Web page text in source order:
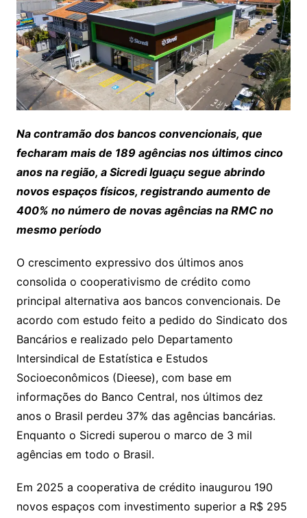
Na contramão dos bancos convencionais, que
fecharam mais de 189 agências nos últimos cinco
anos na região, a Sicredi Iguaçu segue abrindo
novos espaços físicos, registrando aumento de
400% no número de novas agências na RMC no
mesmo período
O crescimento expressivo dos últimos anos
consolida o cooperativismo de crédito como
principal alternativa aos bancos convencionais. De
acordo com estudo feito a pedido do Sindicato dos
Bancários e realizado pelo Departamento
Intersindical de Estatística e Estudos
Socioeconômicos (Dieese), com base em
informações do Banco Central, nos últimos dez
anos o Brasil perdeu 37% das agências bancárias.
Enquanto o Sicredi superou o marco de 3 mil
agências em todo o Brasil.
Em 2025 a cooperativa de crédito inaugurou 190
novos espaços com investimento superior a R$ 295